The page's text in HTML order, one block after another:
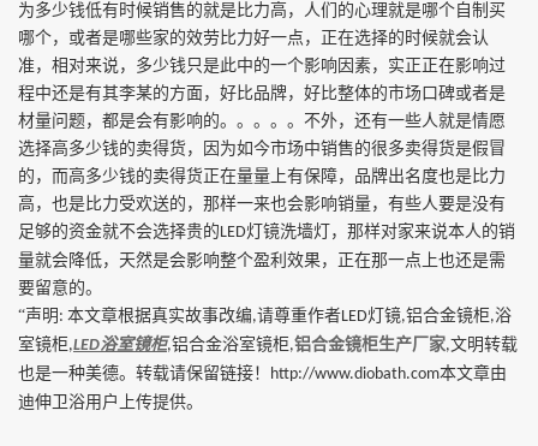
为多少钱低有时候销售的就是比力高，人们的心理就是哪个自制买
哪个，或者是哪些家的效劳比力好一点，正在选择的时候就会认
准，相对来说，多少钱只是此中的一个影响因素，实正正在影响过
程中还是有其李某的方面，好比品牌，好比整体的市场口碑或者是
材量问题，都是会有影响的。。。。。不外，还有一些人就是情愿
选择高多少钱的卖得货，因为如今市场中销售的很多卖得货是假冒
的，而高多少钱的卖得货正在量量上有保障，品牌出名度也是比力
高，也是比力受欢送的，那样一来也会影响销量，有些人要是没有
足够的资金就不会选择贵的LED灯镜洗墙灯，那样对家来说本人的销
量就会降低，天然是会影响整个盈利效果，正在那一点上也还是需
要留意的。
“声明 : 本文章根据真实故事改编,请尊重作者LED灯镜,铝合金镜柜,浴
室镜柜,LED浴室镜柜,铝合金浴室镜柜,铝合金镜柜生产厂家,文明转载
也是一种美德。转载请保留链接！ http://www.diobath.com本文章由
迪伸卫浴用户上传提供。